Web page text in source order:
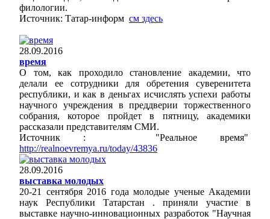
филологии.
Источник: Татар-информ см здесь
28.09.2016
время
О том, как проходило становление академии, что
делали ее сотрудники для обретения суверенитета
республики, и как в деньгах исчислять успехи работы
научного учреждения в преддверии торжественного
собрания, которое пройдет в пятницу, академики
рассказали представителям СМИ.
Источник : "Реальное время"
http://realnoevremya.ru/today/43836
28.09.2016
выставка молодых
20-21 сентября 2016 года молодые ученые Академии
наук Республики Татарстан . приняли участие в
выставке научно-инновационных разработок "Научная